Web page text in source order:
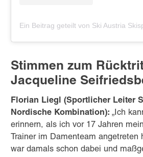
Stimmen zum
Jacqueline
Florian Liegl (Sportlicher Leiter
Nordische Kombination):„Ich
erinnern, als ich vor 17 Jahren
Trainer im Damenteam angetreten
war damals schon dabei und